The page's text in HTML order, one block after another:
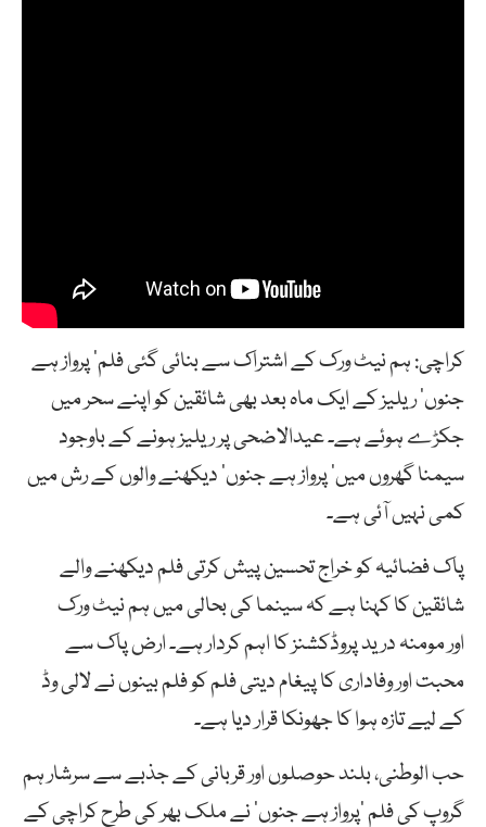
کراچی: ہم نیٹ ورک کے اشتراک سے بنائی گئی فلم’ پرواز ہے
جنوں‘ ریلیز کے ایک ماہ بعد بھی شائقین کو اپنے سحر میں
جکڑے ہوئے ہے۔ عیدالاضحی پر ریلیز ہونے کے باوجود
سیمنا گھروں میں’ پرواز ہے جنوں‘ دیکھنے والوں کے رش میں
کمی نہیں آئی ہے۔
پاک فضائیہ کو خراج تحسین پیش کرتی فلم دیکھنے والے
شائقین کا کہنا ہے کہ سینما کی بحالی میں ہم نیٹ ورک
اور مومنہ درید پروڈکشنز کا اہم کردار ہے۔ ارض پاک سے
محبت اور وفاداری کا پیغام دیتی فلم کو فلم بینوں نے لالی وڈ
کے لیے تازہ ہوا کا جھونکا قرار دیا ہے۔
حب الوطنی، بلند حوصلوں اور قربانی کے جذبے سے سرشار ہم
گروپ کی فلم ‘پرواز ہے جنوں’ نے ملک بھر کی طرح کراچی کے